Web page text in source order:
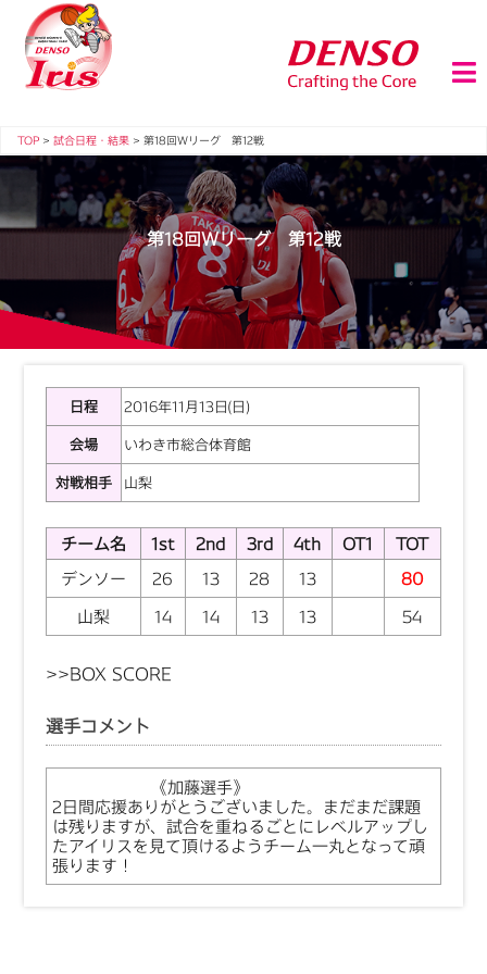
TOP > 試合日程・結果 > 第18回Ｗリーグ 第12戦
第18回Ｗリーグ 第12戦
日程
2016年11月13日(日)
会場
いわき市総合体育館
対戦相手
山梨
チーム名 1st 2nd 3rd 4th OT1
TOT
デンソー
26 13 28 13
80
山梨
14 14 13 13 54
>>BOX SCORE
選手コメント
《加藤選手》
2日間応援ありがとうございました。まだまだ課題
は残りますが、試合を重ねるごとにレベルアップし
たアイリスを見て頂けるようチーム一丸となって頑
張ります！